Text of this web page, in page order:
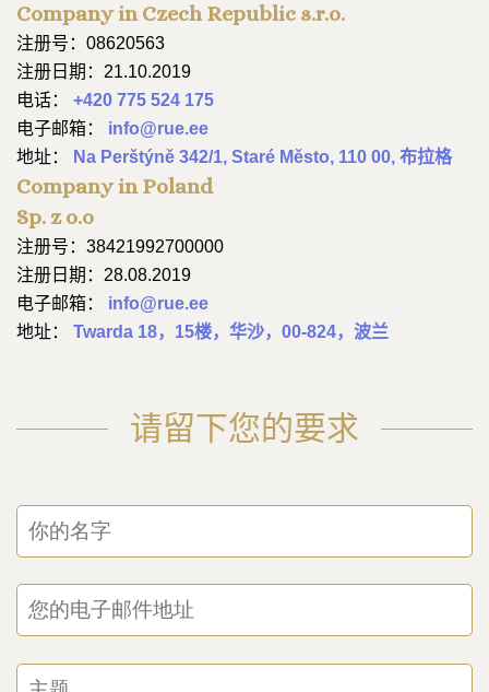
Company in Czech Republic s.r.o.
注册号：08620563
注册日期：21.10.2019
电话： +420 775 524 175
电子邮箱： info@rue.ee
地址：
Na Perštýně 342/1, Staré Město, 110 00, 布拉格
Company in Poland
Sp. z o.o
注册号：38421992700000
注册日期：28.08.2019
电子邮箱： info@rue.ee
地址： Twarda 18，15楼，华沙，00-824，波兰
请留下您的要求